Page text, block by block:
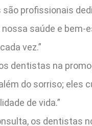
são profissionais
saúde e bem-
vez.”
dentistas na
do sorriso; eles
de vida.”
os dentistas